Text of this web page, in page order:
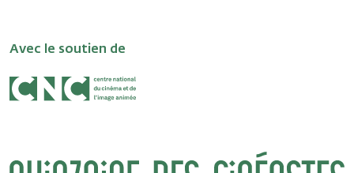
Avec le soutien de